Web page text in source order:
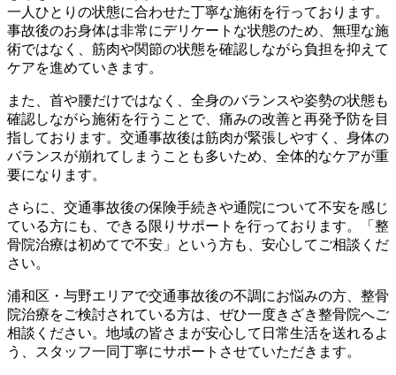
一人ひとりの状態に合わせた丁寧な施術を行っております。
事故後のお身体は非常にデリケートな状態のため、無理な施
術ではなく、筋肉や関節の状態を確認しながら負担を抑えて
ケアを進めていきます。
また、首や腰だけではなく、全身のバランスや姿勢の状態も
確認しながら施術を行うことで、痛みの改善と再発予防を目
指しております。交通事故後は筋肉が緊張しやすく、身体の
バランスが崩れてしまうことも多いため、全体的なケアが重
要になります。
さらに、交通事故後の保険手続きや通院について不安を感じ
ている方にも、できる限りサポートを行っております。「整
骨院治療は初めてで不安」という方も、安心してご相談くだ
さい。
浦和区・与野エリアで交通事故後の不調にお悩みの方、整骨
院治療をご検討されている方は、ぜひ一度きざき整骨院へご
相談ください。地域の皆さまが安心して日常生活を送れるよ
う、スタッフ一同丁寧にサポートさせていただきます。